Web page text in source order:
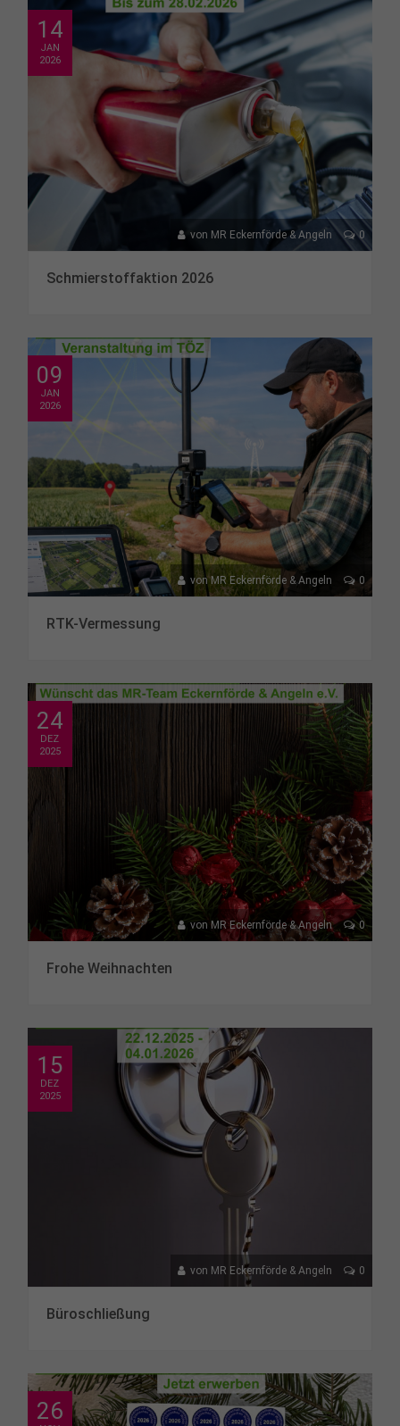
14
JAN
2026
von MR Eckernförde & Angeln 0
Schmierstoffaktion 2026
09
JAN
2026
vonMR Eckernförde & Angeln 0
RTK-Vermessung
24
DEZ
2025
von MR Eckernförde & Angeln 0
Frohe Weihnachten
15
DEZ
2025
von MR Eckernförde & Angeln 0
Büroschließung
26